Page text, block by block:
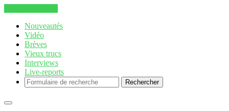
Nouveautés
Vidéo
Brèves
Vieux trucs
Interviews
Live-reports
Rechercher